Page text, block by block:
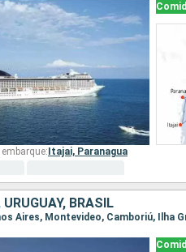
Itajai, Paranagua
BRASIL
Aires, Montevideo, Camboriú, Ilha